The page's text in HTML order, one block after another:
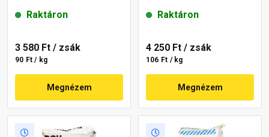
Raktáron
3 580 Ft / zsák
90 Ft / kg
Megnézem
Raktáron
4 250 Ft / zsák
106 Ft / kg
Megnézem